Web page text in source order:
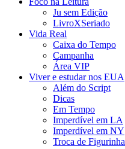
Ju sem Edição
LivroXSeriado
Vida Real
Caixa do Tempo
Campanha
Área VIP
Viver e estudar nos EUA
Além do Script
Dicas
Em Tempo
Imperdível em LA
Imperdível em NY
Troca de Figurinha